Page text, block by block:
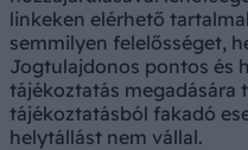
linkeken elérhető
semmilyen felelősséget,
Jogtulajdonos pontos és
tájékoztatás megadására
tájékoztatásból fakadó
helytállást nem vállal.